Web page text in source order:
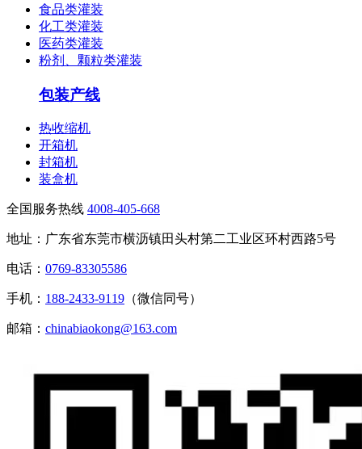
食品类灌装
化工类灌装
医药类灌装
粉剂、颗粒类灌装
包装产线
热收缩机
开箱机
封箱机
装盒机
全国服务热线 4008-405-668
地址：广东省东莞市横沥镇田头村第二工业区环村西路5号
电话： 0769-83305586
手机： 188-2433-9119 （微信同号）
邮箱： chinabiaokong@163.com